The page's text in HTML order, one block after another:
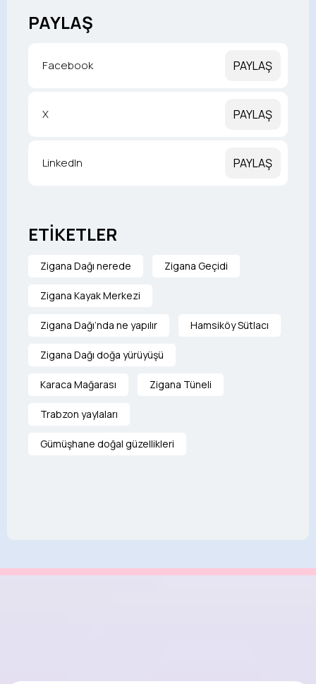
PAYLAŞ
Facebook PAYLAŞ
X PAYLAŞ
LinkedIn PAYLAŞ
ETİKETLER
Zigana Dağı nerede Zigana Geçidi
Zigana Kayak Merkezi
Zigana Dağı’nda ne yapılır Hamsiköy Sütlacı
Zigana Dağı doğa yürüyüşü
Karaca Mağarası Zigana Tüneli
Trabzon yaylaları
Gümüşhane doğal güzellikleri